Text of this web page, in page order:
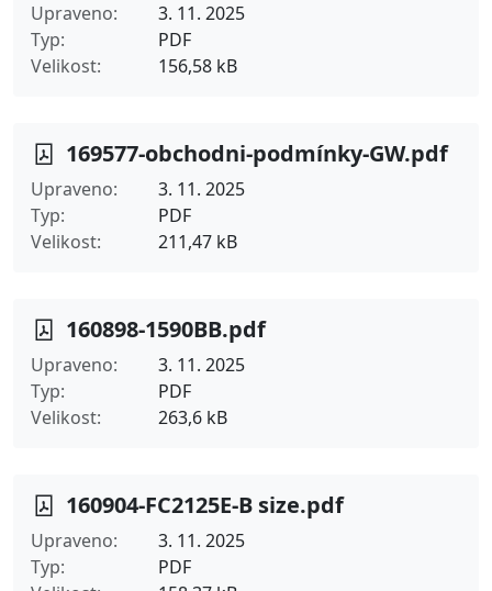
Upraveno
3. 11. 2025
Typ
PDF
Velikost
156,58 kB
169577-obchodni-podmínky-GW.pdf
Upraveno
3. 11. 2025
Typ
PDF
Velikost
211,47 kB
160898-1590BB.pdf
Upraveno
3. 11. 2025
Typ
PDF
Velikost
263,6 kB
160904-FC2125E-B size.pdf
Upraveno
3. 11. 2025
Typ
PDF